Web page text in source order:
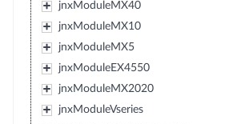
jnxModuleMX40
jnxModuleMX10
jnxModuleMX5
jnxModuleEX4550
jnxModuleMX2020
jnxModuleVseries